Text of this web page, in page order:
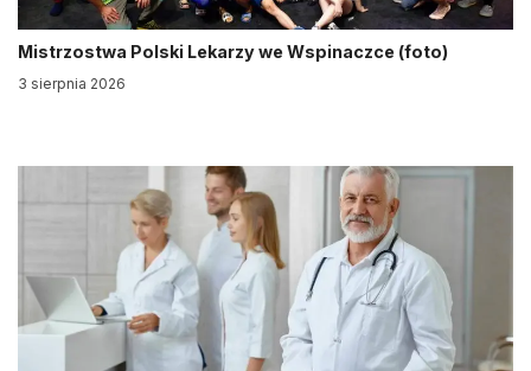
Mistrzostwa Polski Lekarzy we Wspinaczce (foto)
3 sierpnia 2026